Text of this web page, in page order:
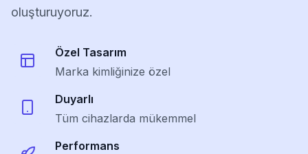
oluşturuyoruz.
Özel Tasarım
Marka kimliğinize özel
Duyarlı
Tüm cihazlarda mükemmel
Performans